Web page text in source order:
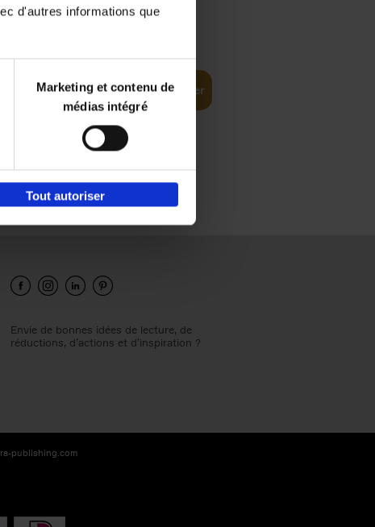
d'autres informations que
Marketing et contenu de
médias intégré
Tout autoriser
Ajouter au panier
Envie de bonnes idées de lecture, de
réductions, d’actions et d’inspiration ?
publishing.com